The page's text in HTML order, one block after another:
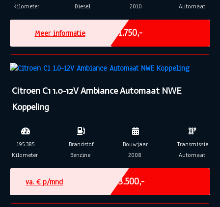
Kilometer
Diesel
2010
Automaat
Meer informatie € 1.750,-
Citroen C1 1.0-12V Ambiance Automaat NWE
Koppeling
195.385
Kilometer
Brandstof
Benzine
Bouwjaar
2008
Transmissie
Automaat
va. € p/mnd € 3.500,-